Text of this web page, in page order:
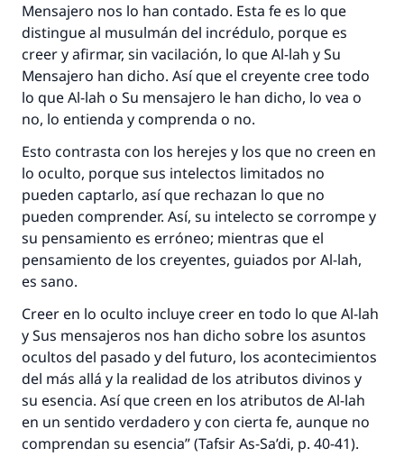
Mensajero nos lo han contado. Esta fe es lo que
distingue al musulmán del incrédulo, porque es
creer y afirmar, sin vacilación, lo que Al-lah y Su
Mensajero han dicho. Así que el creyente cree todo
lo que Al-lah o Su mensajero le han dicho, lo vea o
no, lo entienda y comprenda o no.
Esto contrasta con los herejes y los que no creen en
lo oculto, porque sus intelectos limitados no
pueden captarlo, así que rechazan lo que no
pueden comprender. Así, su intelecto se corrompe y
su pensamiento es erróneo; mientras que el
pensamiento de los creyentes, guiados por Al-lah,
es sano.
Creer en lo oculto incluye creer en todo lo que Al-lah
y Sus mensajeros nos han dicho sobre los asuntos
ocultos del pasado y del futuro, los acontecimientos
del más allá y la realidad de los atributos divinos y
su esencia. Así que creen en los atributos de Al-lah
en un sentido verdadero y con cierta fe, aunque no
comprendan su esencia” (Tafsir As-Sa’di, p. 40-41).